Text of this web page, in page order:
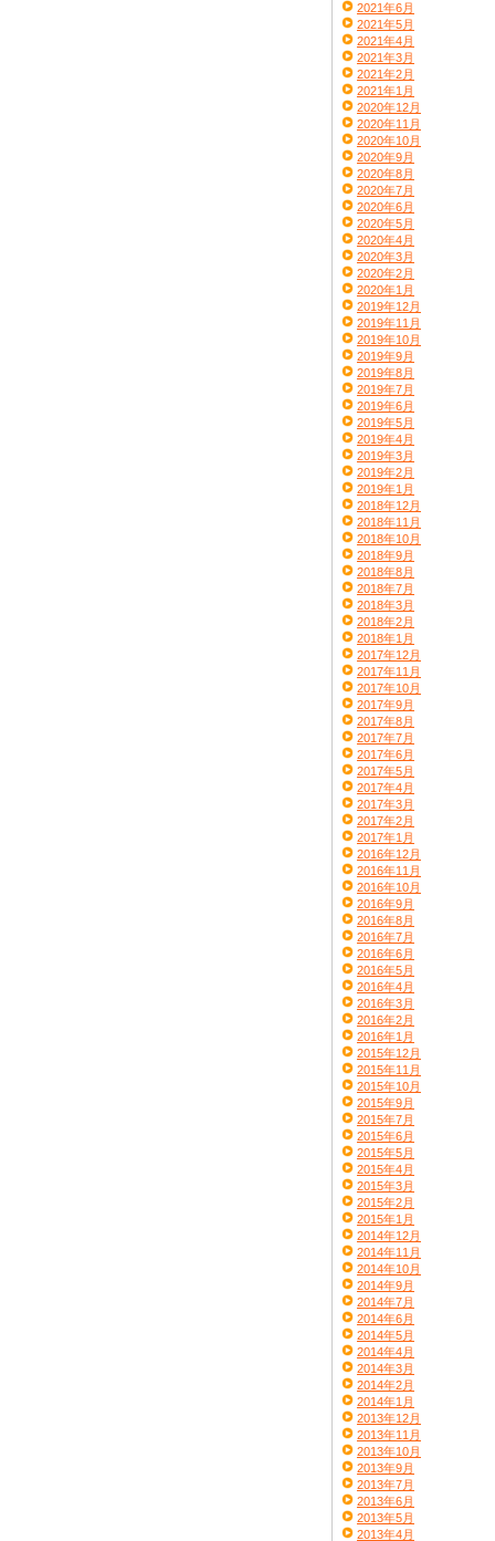
2021年6月
2021年5月
2021年4月
2021年3月
2021年2月
2021年1月
2020年12月
2020年11月
2020年10月
2020年9月
2020年8月
2020年7月
2020年6月
2020年5月
2020年4月
2020年3月
2020年2月
2020年1月
2019年12月
2019年11月
2019年10月
2019年9月
2019年8月
2019年7月
2019年6月
2019年5月
2019年4月
2019年3月
2019年2月
2019年1月
2018年12月
2018年11月
2018年10月
2018年9月
2018年8月
2018年7月
2018年3月
2018年2月
2018年1月
2017年12月
2017年11月
2017年10月
2017年9月
2017年8月
2017年7月
2017年6月
2017年5月
2017年4月
2017年3月
2017年2月
2017年1月
2016年12月
2016年11月
2016年10月
2016年9月
2016年8月
2016年7月
2016年6月
2016年5月
2016年4月
2016年3月
2016年2月
2016年1月
2015年12月
2015年11月
2015年10月
2015年9月
2015年7月
2015年6月
2015年5月
2015年4月
2015年3月
2015年2月
2015年1月
2014年12月
2014年11月
2014年10月
2014年9月
2014年7月
2014年6月
2014年5月
2014年4月
2014年3月
2014年2月
2014年1月
2013年12月
2013年11月
2013年10月
2013年9月
2013年7月
2013年6月
2013年5月
2013年4月